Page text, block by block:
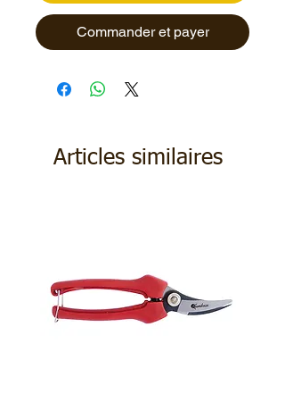
Commander et payer
Articles similaires